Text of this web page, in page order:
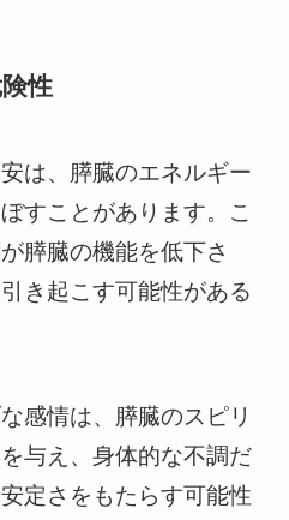
性
は、膵臓のエネルギー
すことがあります。こ
膵臓の機能を低下さ
き起こす可能性がある
感情は、膵臓のスピリ
与え、身体的な不調だ
定さをもたらす可能性